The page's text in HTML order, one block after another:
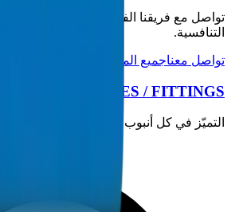
تواصل مع فريقنا الفني للحصول على
التنافسية.
تواصل معناجميع المنتجات
PLASTIC PIPES / FITTINGS
التميّز في كل أنبوب